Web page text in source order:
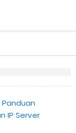
Panduan
IP Server